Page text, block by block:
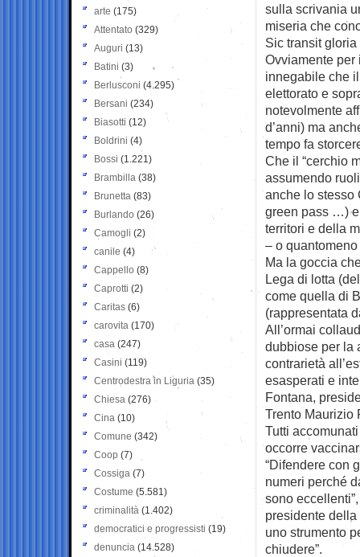
sulla scrivania
miseria che
Sic transit
Ovviamente per
innegabile che
elettorato e
notevolmente
d’anni) ma
tempo fa
Che il “cerchio
assumendo
anche lo stesso
green pass …) e
territori e della
– o
Ma la goccia
Lega di lotta
come quella di
(rappresentata
All’ormai
dubbiose per la
contrarietà
esasperati e
Fontana,
Trento Maurizio
Tutti
occorre
“Difendere con
numeri perché
sono
presidente
uno strumento
chiudere”.
arte (175)
Attentato (329)
Auguri (13)
Batini (3)
Berlusconi (4.295)
Bersani (234)
Biasotti (12)
Boldrini (4)
Bossi (1.221)
Brambilla (38)
Brunetta (83)
Burlando (26)
Camogli (2)
canile (4)
Cappello (8)
Caprotti (2)
Caritas (6)
carovita (170)
casa (247)
Casini (119)
Centrodestra in Liguria (35)
Chiesa (276)
Cina (10)
Comune (342)
Coop (7)
Cossiga (7)
Costume (5.581)
criminalità (1.402)
democratici e progressisti (19)
denuncia (14.528)